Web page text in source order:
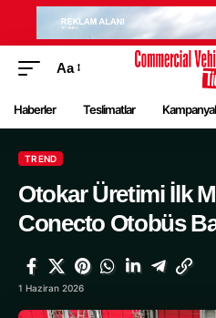
Aa
Haberler Teslimatlar
TREND
Otokar Üretimi İlk
Conecto Otobüs
1 Haziran 2026